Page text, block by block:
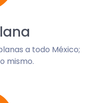
a todo México;
mismo.